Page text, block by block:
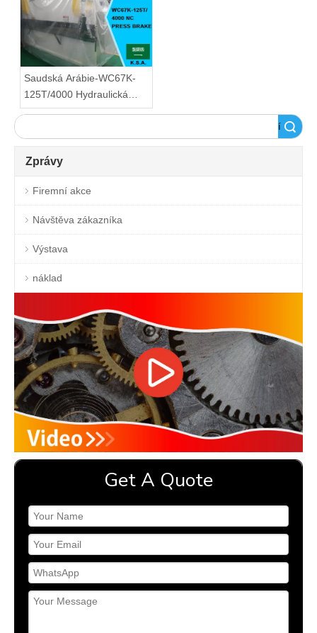
Saudská Arábie-WC67K-
125T/4000 Hydraulická
ohýbačka
Vyhledávání
Zprávy
Firemní akce
Návštěva zákazníka
Výstava
náklad
Get A Quote